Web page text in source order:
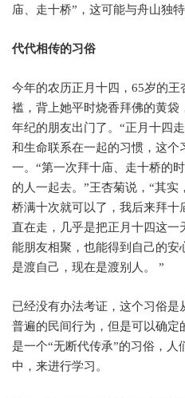
庙、走十桥” ，这可能与舟山独
代代相传的习俗
今年的农历正月十四， 65岁的王
褴，背上她平时烧香拜佛的黄袋
年纪的朋友出门了。 “正月十四
和生命联系在一起的习惯，这个
一。 “第一次拜十庙、走十桥的
的人一起去。 ”王杏菊说， “其实
桥满十次就可以了，我后来拜十
直在走，几乎是把正月十四这一
能朋友相聚，也能得到自己的
是渡自己，现在是渡别人。
”
已经没有办法考证，这个习俗
普遍的民间行为，但是可以确
是一个“无断代传承”的习俗，人
中，来进行学习。